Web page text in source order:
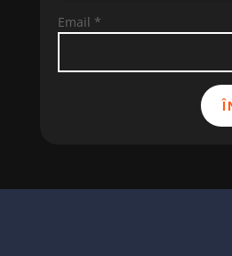
Email *